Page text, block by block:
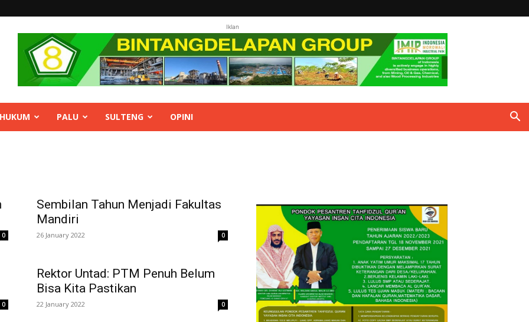
Iklan
HUKUM PALU SULTENG OPINI
0
Sembilan Tahun Menjadi Fakultas
Mandiri
26 January 2022 0
0
Rektor Untad: PTM Penuh Belum
Bisa Kita Pastikan
22 January 2022 0